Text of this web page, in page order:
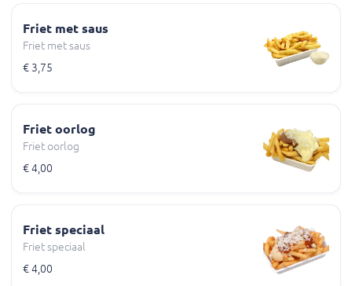
Friet met saus
Friet met saus
€ 3,75
Friet oorlog
Friet oorlog
€ 4,00
Friet speciaal
Friet speciaal
€ 4,00